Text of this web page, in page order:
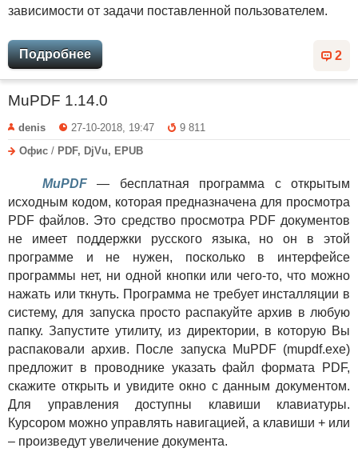
зависимости от задачи поставленной пользователем.
2
Подробнее
MuPDF 1.14.0
denis 27-10-2018, 19:47
9 811
Офис / PDF, DjVu, EPUB
MuPDF— бесплатная программа с открытым
исходным кодом, которая предназначена для просмотра
PDF файлов. Это средство просмотра PDF документов
не имеет поддержки русского языка, но он в этой
программе и не нужен, посколько в интерфейсе
программы нет, ни одной кнопки или чего-то, что можно
нажать или ткнуть. Программа не требует инсталляции в
систему, для запуска просто распакуйте архив в любую
папку. Запустите утилиту, из директории, в которую Вы
распаковали архив. После запуска MuPDF (mupdf.exe)
предложит в проводнике указать файл формата PDF,
скажите открыть и увидите окно с данным документом.
Для управления доступны клавиши клавиатуры.
Курсором можно управлять навигацией, а клавиши + или
– произведут увеличение документа.